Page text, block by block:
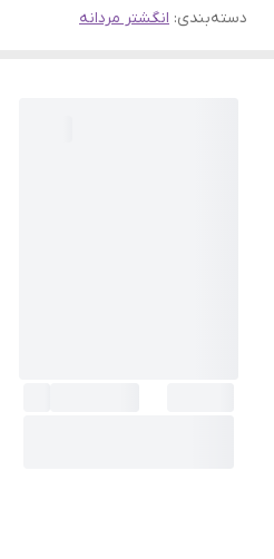
دسته‌بندی: انگشتر مردانه